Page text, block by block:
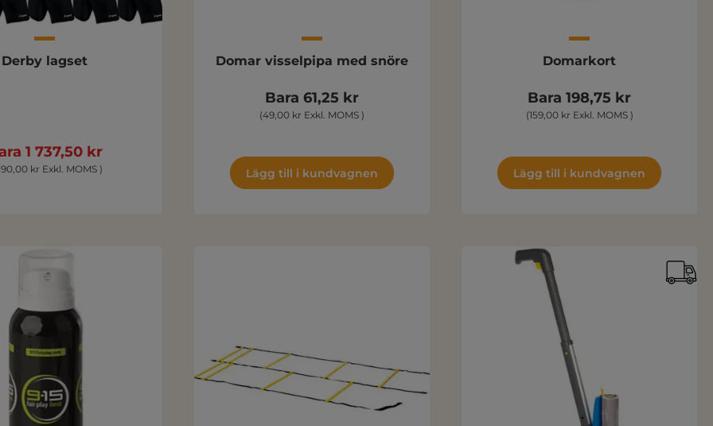
Derby lagset
1 737,50 kr
kr Exkl. MOMS )
Domar visselpipa med snöre
Bara 61,25 kr
(49,00 kr Exkl. MOMS )
Lägg till i kundvagnen
Domarkort
Bara 198,75 kr
(159,00 kr Exkl. MOMS )
Lägg till i kundvagnen